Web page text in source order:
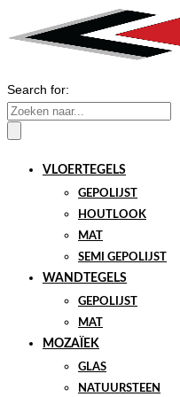
Search for:
VLOERTEGELS
GEPOLIJST
HOUTLOOK
MAT
SEMI GEPOLIJST
WANDTEGELS
GEPOLIJST
MAT
MOZAÏEK
GLAS
NATUURSTEEN